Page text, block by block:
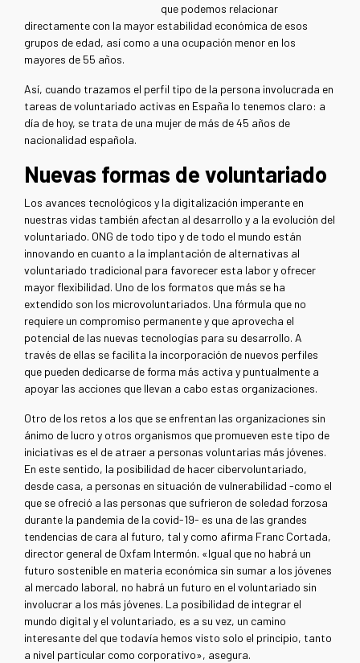
que podemos relacionar
directamente con la mayor estabilidad económica de esos
grupos de edad, así como a una ocupación menor en los
mayores de 55 años.
Así, cuando trazamos el perfil tipo de la persona involucrada en
tareas de voluntariado activas en España lo tenemos claro: a
día de hoy, se trata de una mujer de más de 45 años de
nacionalidad española.
Nuevas formas de voluntariado
Los avances tecnológicos y la digitalización imperante en
nuestras vidas también afectan al desarrollo y a la evolución del
voluntariado. ONG de todo tipo y de todo el mundo están
innovando en cuanto a la implantación de alternativas al
voluntariado tradicional para favorecer esta labor y ofrecer
mayor flexibilidad. Uno de los formatos que más se ha
extendido son los microvoluntariados. Una fórmula que no
requiere un compromiso permanente y que aprovecha el
potencial de las nuevas tecnologías para su desarrollo. A
través de ellas se facilita la incorporación de nuevos perfiles
que pueden dedicarse de forma más activa y puntualmente a
apoyar las acciones que llevan a cabo estas organizaciones.
Otro de los retos a los que se enfrentan las organizaciones sin
ánimo de lucro y otros organismos que promueven este tipo de
iniciativas es el de atraer a personas voluntarias más jóvenes.
En este sentido, la posibilidad de hacer cibervoluntariado,
desde casa, a personas en situación de vulnerabilidad -como el
que se ofreció a las personas que sufrieron de soledad forzosa
durante la pandemia de la covid-19- es una de las grandes
tendencias de cara al futuro, tal y como afirma Franc Cortada,
director general de Oxfam Intermón. «Igual que no habrá un
futuro sostenible en materia económica sin sumar a los jóvenes
al mercado laboral, no habrá un futuro en el voluntariado sin
involucrar a los más jóvenes. La posibilidad de integrar el
mundo digital y el voluntariado, es a su vez, un camino
interesante del que todavía hemos visto solo el principio, tanto
a nivel particular como corporativo», asegura.